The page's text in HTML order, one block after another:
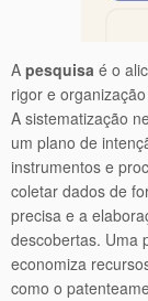
A pesquisa é o
rigor e
A sistematização
um plano de
instrumentos e
coletar dados de
precisa e a
descobertas. Uma
economiza
como o